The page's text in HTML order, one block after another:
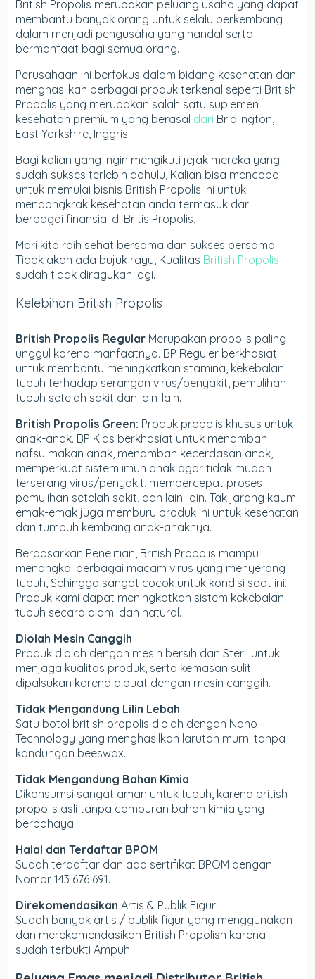
British Propolis merupakan peluang usaha yang dapat
membantu banyak orang untuk selalu berkembang
dalam menjadi pengusaha yang handal serta
bermanfaat bagi semua orang.
Perusahaan ini berfokus dalam bidang kesehatan dan
menghasilkan berbagai produk terkenal seperti British
Propolis yang merupakan salah satu suplemen
kesehatan premium yang berasal dari Bridlington,
East Yorkshire, Inggris.
Bagi kalian yang ingin mengikuti jejak mereka yang
sudah sukses terlebih dahulu, Kalian bisa mencoba
untuk memulai bisnis British Propolis ini untuk
mendongkrak kesehatan anda termasuk dari
berbagai finansial di Britis Propolis.
Mari kita raih sehat bersama dan sukses bersama.
Tidak akan ada bujuk rayu, Kualitas British Propolis
sudah tidak diragukan lagi.
Kelebihan British Propolis
British Propolis Regular Merupakan propolis paling
unggul karena manfaatnya. BP Reguler berkhasiat
untuk membantu meningkatkan stamina, kekebalan
tubuh terhadap serangan virus/penyakit, pemulihan
tubuh setelah sakit dan lain-lain.
British Propolis Green: Produk propolis khusus untuk
anak-anak. BP Kids berkhasiat untuk menambah
nafsu makan anak, menambah kecerdasan anak,
memperkuat sistem imun anak agar tidak mudah
terserang virus/penyakit, mempercepat proses
pemulihan setelah sakit, dan lain-lain. Tak jarang kaum
emak-emak juga memburu produk ini untuk kesehatan
dan tumbuh kembang anak-anaknya.
Berdasarkan Penelitian, British Propolis mampu
menangkal berbagai macam virus yang menyerang
tubuh, Sehingga sangat cocok untuk kondisi saat ini.
Produk kami dapat meningkatkan sistem kekebalan
tubuh secara alami dan natural.
Diolah Mesin Canggih
Produk diolah dengan mesin bersih dan Steril untuk
menjaga kualitas produk, serta kemasan sulit
dipalsukan karena dibuat dengan mesin canggih.
Tidak Mengandung Lilin Lebah
Satu botol british propolis diolah dengan Nano
Technology yang menghasilkan larutan murni tanpa
kandungan beeswax.
Tidak Mengandung Bahan Kimia
Dikonsumsi sangat aman untuk tubuh, karena british
propolis asli tanpa campuran bahan kimia yang
berbahaya.
Halal dan Terdaftar BPOM
Sudah terdaftar dan ada sertifikat BPOM dengan
Nomor 143 676 691.
Direkomendasikan Artis & Publik Figur
Sudah banyak artis / publik figur yang menggunakan
dan merekomendasikan British Propolish karena
sudah terbukti Ampuh.